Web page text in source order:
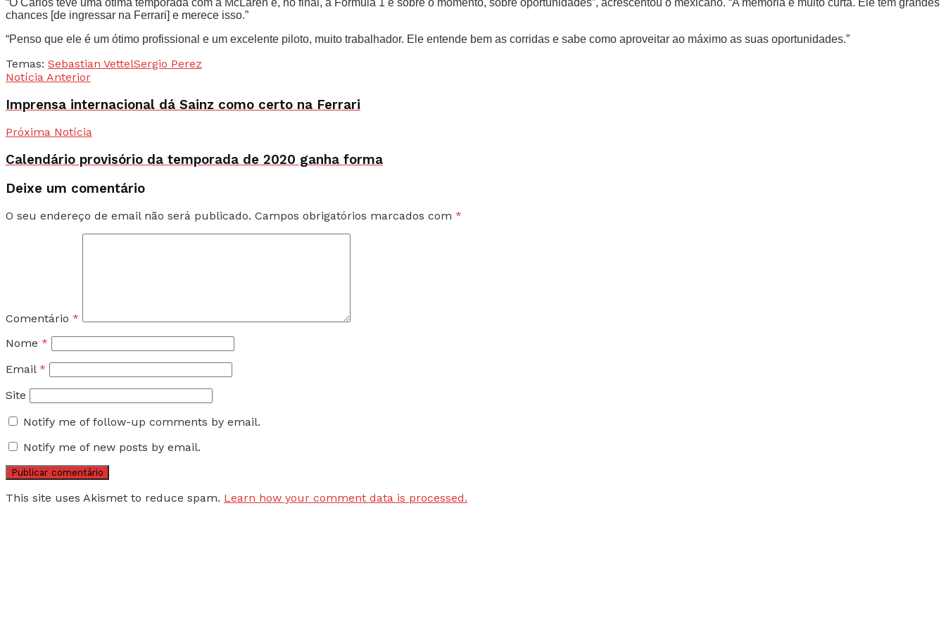
chances [de ingressar na Ferrari] e merece isso.”
“Penso que ele é um ótimo profissional e um excelente piloto, muito trabalhador. Ele entende bem as corridas e sabe como aproveitar ao máximo as suas oportunidades.”
Temas: Sebastian VettelSergio Perez
Notícia Anterior
Imprensa internacional dá Sainz como certo na Ferrari
Próxima Notícia
Calendário provisório da temporada de 2020 ganha forma
Deixe um comentário
O seu endereço de email não será publicado. Campos obrigatórios marcados com *
Comentário *
Nome *
Email *
Site
Notify me of follow-up comments by email.
Notify me of new posts by email.
This site uses Akismet to reduce spam. Learn how your comment data is processed.